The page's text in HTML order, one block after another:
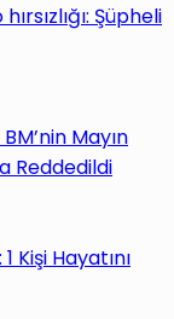
Şüpheli
Mayın
Reddedildi
Kişi Hayatını